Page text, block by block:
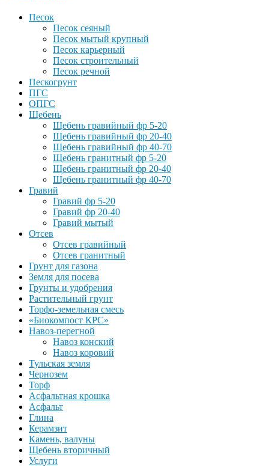
Песок
Песок сеяный
Песок мытый крупный
Песок карьерный
Песок строительный
Песок речной
Пескогрунт
ПГС
ОПГС
Щебень
Щебень гравийный фр 5-20
Щебень гравийный фр 20-40
Щебень гравийный фр 40-70
Щебень гранитный фр 5-20
Щебень гранитный фр 20-40
Щебень гранитный фр 40-70
Гравий
Гравий фр 5-20
Гравий фр 20-40
Гравий мытый
Отсев
Отсев гравийный
Отсев гранитный
Грунт для газона
Земля для посева
Грунты и удобрения
Растительный грунт
Торфо-земельная смесь
«Биокомпост КРС»
Навоз-перегной
Навоз конский
Навоз коровий
Тульская земля
Чернозем
Торф
Асфальтная крошка
Асфальт
Глина
Керамзит
Камень, валуны
Щебень вторичный
Услуги